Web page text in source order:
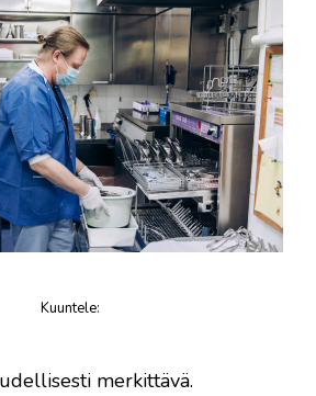
Kuuntele:
merkittävä.